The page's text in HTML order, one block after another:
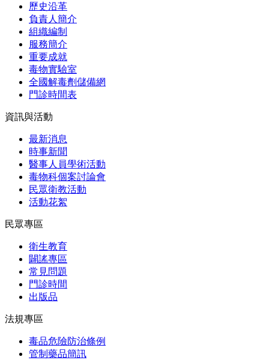
歷史沿革
負責人簡介
組織編制
服務簡介
重要成就
毒物實驗室
全國解毒劑儲備網
門診時間表
資訊與活動
最新消息
時事新聞
醫事人員學術活動
毒物科個案討論會
民眾衛教活動
活動花絮
民眾專區
衛生教育
闢謠專區
常見問題
門診時間
出版品
法規專區
毒品危險防治條例
管制藥品簡訊